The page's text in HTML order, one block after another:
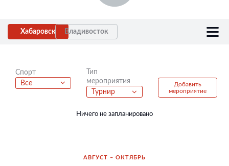
Хабаровск Владивосток
Спорт
Все
Тип
мероприятия
Турнир
Добавить
мероприятие
Ничего не запланировано
АВГУСТ – ОКТЯБРЬ